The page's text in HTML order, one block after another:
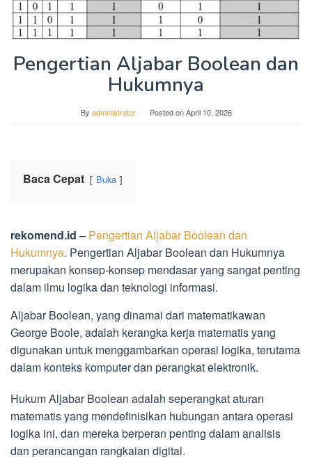
Pengertian Aljabar Boolean dan
Hukumnya
By administrator Posted onApril 10, 2026
Baca Cepat Buka
rekomend.id – Pengertian Aljabar Boolean dan
Hukumnya. Pengertian Aljabar Boolean dan Hukumnya
merupakan konsep-konsep mendasar yang sangat penting
dalam ilmu logika dan teknologi informasi.
Aljabar Boolean, yang dinamai dari matematikawan
George Boole, adalah kerangka kerja matematis yang
digunakan untuk menggambarkan operasi logika, terutama
dalam konteks komputer dan perangkat elektronik.
Hukum Aljabar Boolean adalah seperangkat aturan
matematis yang mendefinisikan hubungan antara operasi
logika ini, dan mereka berperan penting dalam analisis
dan perancangan rangkaian digital.